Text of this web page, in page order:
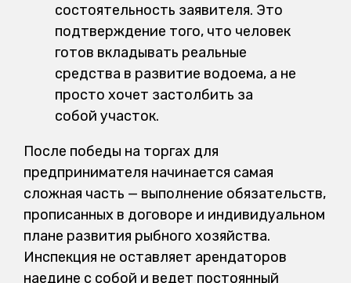
состоятельность заявителя. Это
подтверждение того, что человек
готов вкладывать реальные
средства в развитие водоема, а не
просто хочет застолбить за
собой участок.
После победы на торгах для
предпринимателя начинается самая
сложная часть — выполнение обязательств,
прописанных в договоре и индивидуальном
плане развития рыбного хозяйства.
Инспекция не оставляет арендаторов
наедине с собой и ведет постоянный